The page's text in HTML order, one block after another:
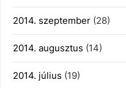
2014. szeptember (28)
2014. augusztus (14)
2014. július (19)